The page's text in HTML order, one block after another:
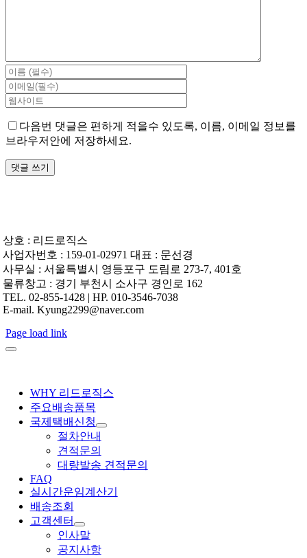
다음번 댓글은 편하게 적을수 있도록, 이름, 이메일 정보를
브라우저안에 저장하세요.
상호 : 리드로직스
사업자번호 : 159-01-02971 대표 : 문선경
사무실 : 서울특별시 영등포구 도림로 273-7, 401호
물류창고 : 경기 부천시 소사구 경인로 162
TEL. 02-855-1428 | HP. 010-3546-7038
E-mail. Kyung2299@naver.com
Page load link
WHY 리드로직스
주요배송품목
국제택배신청
절차안내
견적문의
대량발송 견적문의
FAQ
실시간운임계산기
배송조회
고객센터
인사말
공지사항